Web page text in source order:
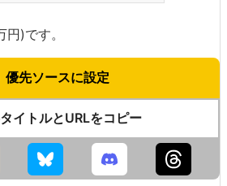
)です。
優先ソースに設定
イトルとURLをコピー